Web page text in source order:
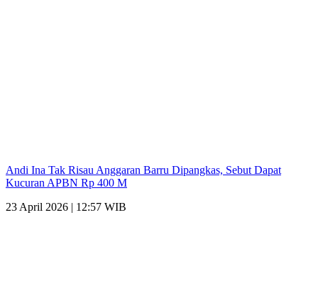
Andi Ina Tak Risau Anggaran Barru Dipangkas, Sebut Dapat
Kucuran APBN Rp 400 M
23 April 2026 | 12:57 WIB